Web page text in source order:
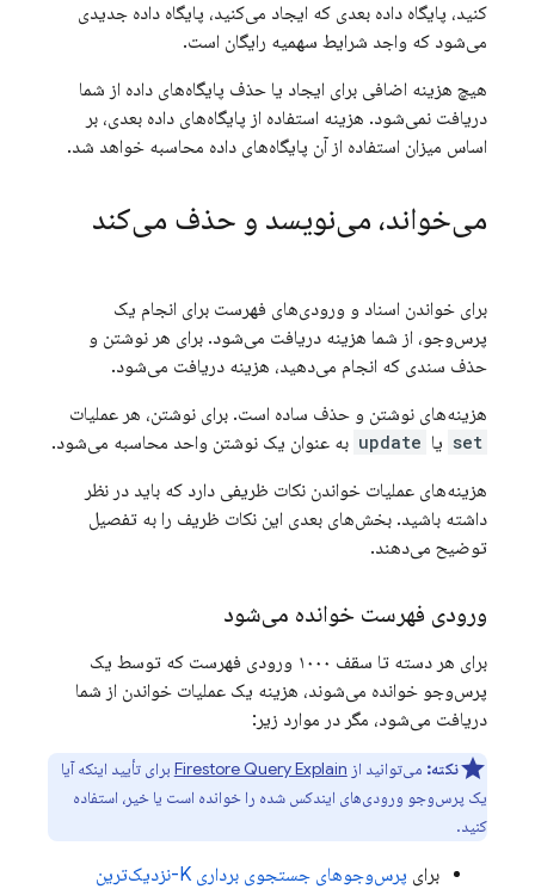
کنید، پایگاه داده بعدی که ایجاد می‌کنید، پایگاه داده جدیدی
می‌شود که واجد شرایط سهمیه رایگان است.
هیچ هزینه اضافی برای ایجاد یا حذف پایگاه‌های داده از شما
دریافت نمی‌شود. هزینه استفاده از پایگاه‌های داده بعدی، بر
اساس میزان استفاده از آن پایگاه‌های داده محاسبه خواهد شد.
می‌خواند، می‌نویسد و حذف می‌کند
برای خواندن اسناد و ورودی‌های فهرست برای انجام یک
پرس‌وجو، از شما هزینه دریافت می‌شود. برای هر نوشتن و
حذف سندی که انجام می‌دهید، هزینه دریافت می‌شود.
هزینه‌های نوشتن و حذف ساده است. برای نوشتن، هر عملیات
set یا update به عنوان یک نوشتن واحد محاسبه می‌شود.
هزینه‌های عملیات خواندن نکات ظریفی دارد که باید در نظر
داشته باشید. بخش‌های بعدی این نکات ظریف را به تفصیل
توضیح می‌دهند.
ورودی فهرست خوانده می‌شود
برای هر دسته تا سقف ۱۰۰۰ ورودی فهرست که توسط یک
پرس‌وجو خوانده می‌شوند، هزینه یک عملیات خواندن از شما
دریافت می‌شود، مگر در موارد زیر:
نکته: می‌توانید از Firestore Query Explain برای تأیید اینکه آیا
یک پرس‌وجو ورودی‌های ایندکس شده را خوانده است یا خیر، استفاده
کنید.
برای
پرس‌وجوهای جستجوی برداری K-نزدیک‌ترین